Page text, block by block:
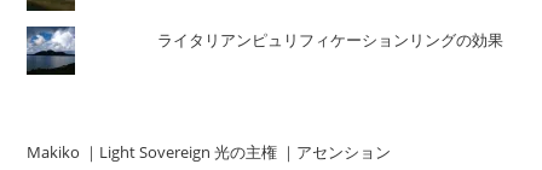
ライタリアンピュリフィケーションリングの効果
Makiko ｜Light Sovereign 光の主権 ｜アセンション